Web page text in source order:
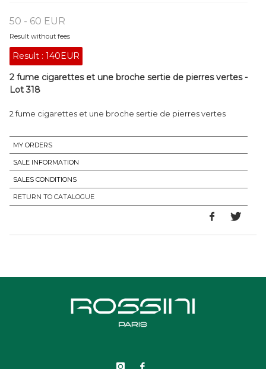
50 - 60 EUR
Result without fees
Result : 140EUR
2 fume cigarettes et une broche sertie de pierres vertes -
Lot 318
2 fume cigarettes et une broche sertie de pierres vertes
MY ORDERS
SALE INFORMATION
SALES CONDITIONS
RETURN TO CATALOGUE